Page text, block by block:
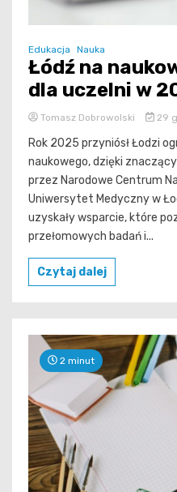
Edukacja Nauka
Łódź na
dla uczelni w
Tomasz Dobrowolski 29
Rok 2025 przyniósł Łodzi
naukowego, dzięki
przez Narodowe Centrum
Uniwersytet Medyczny w
uzyskały wsparcie, które
przełomowych badań i...
Czytaj dalej
2 minut